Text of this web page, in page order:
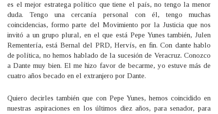
es el mejor estratega político que tiene el país, no tengo la menor
duda. Tengo una cercanía personal con él, tengo muchas
coincidencias, formo parte del Movimiento por la Justicia que nos
invitó a un grupo plural, en el que está Pepe Yunes también, Julen
Rementería, está Bernal del PRD, Hervís, en fin. Con dante hablo
de política, no hemos hablado de la sucesión de Veracruz. Conozco
a Dante muy bien. El me hizo favor de becarme, yo estuve más de
cuatro años becado en el extranjero por Dante.
Quiero decirles también que con Pepe Yunes, hemos coincidido en
nuestras aspiraciones en los últimos diez años, para senador, para